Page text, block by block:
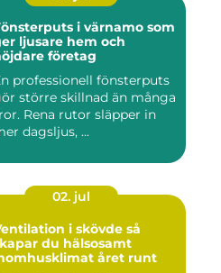
i värnamo som
ljusare hem och
företag
professionell fönsterputs
större skillnad än många
Rena rutor släpper in
dagsljus, ...
02. jul
i skövde så
du hälsosamt
året runt